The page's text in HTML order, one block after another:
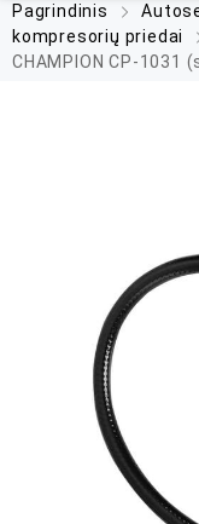
Pagrindinis
kompresorių priedai
CHAMPION CP-1031